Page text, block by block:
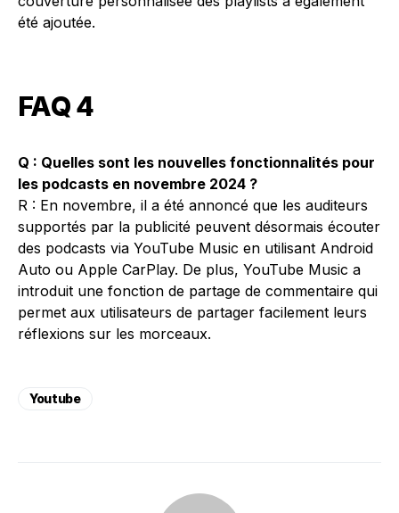
été ajoutée.
FAQ 4
Q : Quelles sont les nouvelles fonctionnalités pour
les podcasts en novembre 2024 ?
R : En novembre, il a été annoncé que les auditeurs
supportés par la publicité peuvent désormais écouter
des podcasts via YouTube Music en utilisant Android
Auto ou Apple CarPlay. De plus, YouTube Music a
introduit une fonction de partage de commentaire qui
permet aux utilisateurs de partager facilement leurs
réflexions sur les morceaux.
Youtube